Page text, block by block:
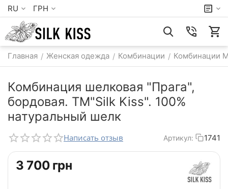
RU ГРН
Главная / Женская одежда / Комбинации / Комбинации
Комбинация шелковая "Прага",
бордовая. TM"Silk Kiss". 100%
натуральный шелк
Написать отзыв Артикул: 1741
‍3 700‍ грн